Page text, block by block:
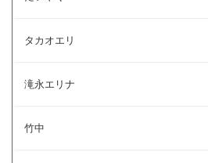
タカオエリ
滝永エリナ
竹中